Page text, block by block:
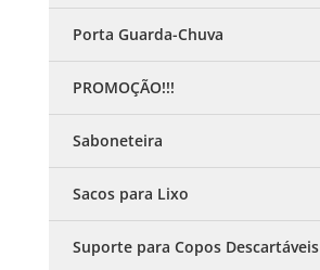
Porta Guarda-Chuva
PROMOÇÃO!!!
Saboneteira
Sacos para Lixo
Suporte para Copos Descartáveis